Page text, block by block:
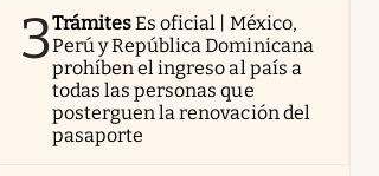
3TrámitesEs oficial | México,
Perú y República Dominicana
prohíben el ingreso al país a
todas las personas que
posterguen la renovación del
pasaporte